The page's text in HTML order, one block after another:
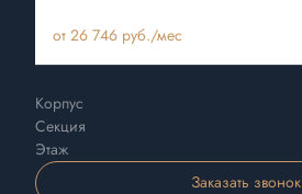
от 26 746 руб./мес
Корпус
Секция
Этаж
Заказать звонок